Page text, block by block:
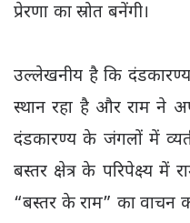
प्रेरणा का स्रोत बनेंगी।
उल्लेखनीय है कि
स्थान रहा है और राम ने
दंडकारण्य के जंगलों में
बस्तर क्षेत्र के परिपेक्ष्य
“बस्तर के राम” का वाचन